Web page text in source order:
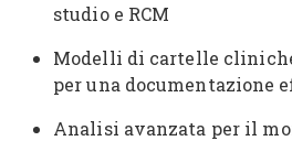
studio e RCM
Modelli di cartelle
per una documentazione
Analisi avanzata per il